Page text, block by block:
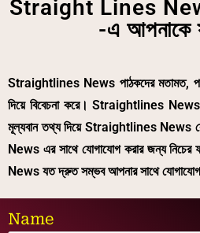
Straight Lines
-এ আপনাকে
Straightlines News পাঠকদের মতামত,
দিয়ে বিবেচনা করে। Straightlines
মূল্যবান তথ্য দিয়ে Straightlines News
News এর সাথে যোগাযোগ করার জন্য
News যত দ্রুত সম্ভব আপনার সাথে
Name